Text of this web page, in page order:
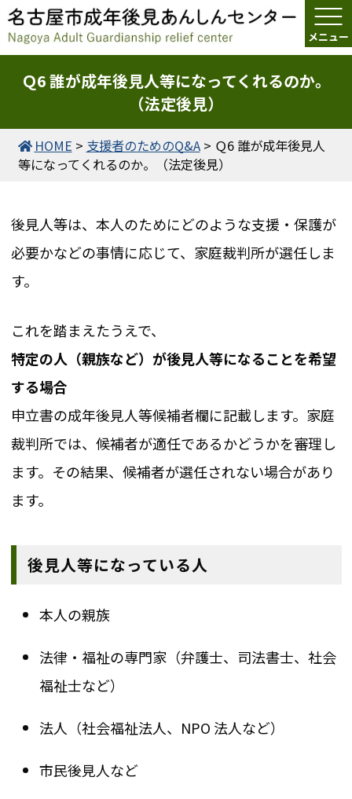
Ｑ6 誰が成年後見人等になってくれるのか。
（法定後見）
HOME > 支援者のためのQ&A> Ｑ6 誰が成年後見人
等になってくれるのか。（法定後見）
後見人等は、本人のためにどのような支援・保護が
必要かなどの事情に応じて、家庭裁判所が選任しま
す。
これを踏まえたうえで、
特定の人（親族など）が後見人等になることを希望
する場合
申立書の成年後見人等候補者欄に記載します。家庭
裁判所では、候補者が適任であるかどうかを審理し
ます。その結果、候補者が選任されない場合があり
ます。
後見人等になっている人
本人の親族
法律・福祉の専門家（弁護士、司法書士、社会
福祉士など）
法人（社会福祉法人、NPO 法人など）
市民後見人など